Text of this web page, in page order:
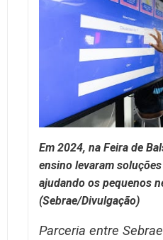
Em 2024, na Feira de
ensino levaram
ajudando os pequenos
(Sebrae/Divulgação)
Parceria entre